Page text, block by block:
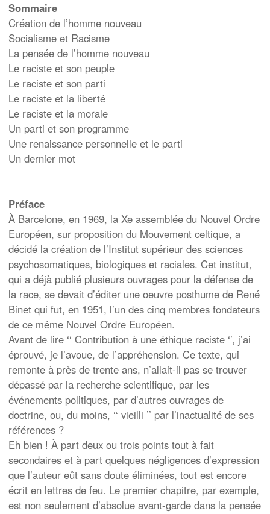
Sommaire
Création de l’homme nouveau
Socialisme et Racisme
La pensée de l’homme nouveau
Le raciste et son peuple
Le raciste et son parti
Le raciste et la liberté
Le raciste et la morale
Un parti et son programme
Une renaissance personnelle et le parti
Un dernier mot
Préface
À Barcelone, en 1969, la Xe assemblée du Nouvel Ordre
Européen, sur proposition du Mouvement celtique, a
décidé la création de l’Institut supérieur des sciences
psychosomatiques, biologiques et raciales. Cet institut,
qui a déjà publié plusieurs ouvrages pour la défense de
la race, se devait d’éditer une oeuvre posthume de René
Binet qui fut, en 1951, l’un des cinq membres fondateurs
de ce même Nouvel Ordre Européen.
Avant de lire ‘‘ Contribution à une éthique raciste ‘’, j’ai
éprouvé, je l’avoue, de l’appréhension. Ce texte, qui
remonte à près de trente ans, n’allait-il pas se trouver
dépassé par la recherche scientifique, par les
événements politiques, par d’autres ouvrages de
doctrine, ou, du moins, ‘‘ vieilli ’’ par l’inactualité de ses
références ?
Eh bien ! À part deux ou trois points tout à fait
secondaires et à part quelques négligences d’expression
que l’auteur eût sans doute éliminées, tout est encore
écrit en lettres de feu. Le premier chapitre, par exemple,
est non seulement d’absolue avant-garde dans la pensée